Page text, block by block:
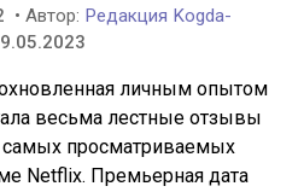
• Автор: Редакция Kogda-
личным опытом
весьма лестные отзывы
самых просматриваемых
Netflix. Премьерная дата